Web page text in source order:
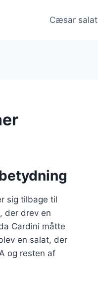
Cæsar salat
sig tilbage til
der drev en
Cardini måtte
en salat, der
og resten af